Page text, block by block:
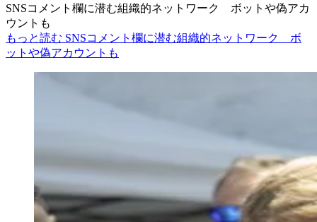
SNSコメント欄に潜む組織的ネットワーク ボットや偽アカ
ウントも
もっと読む SNSコメント欄に潜む組織的ネットワーク ボ
ットや偽アカウントも